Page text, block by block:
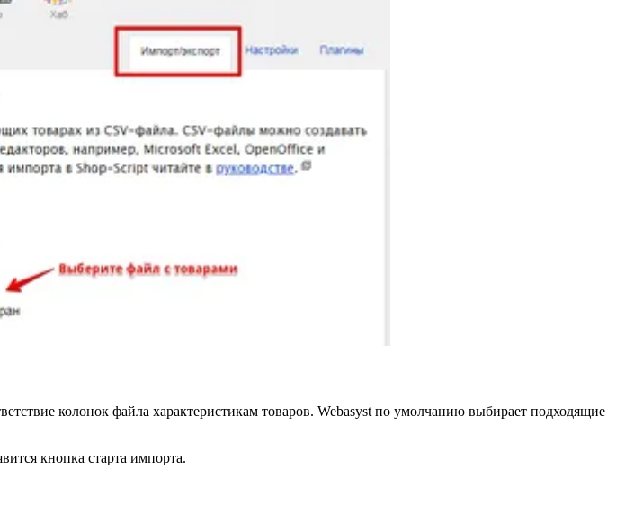
колонок файла характеристикам товаров. Webasyst по умолчанию выбирает подходящие
кнопка старта импорта.